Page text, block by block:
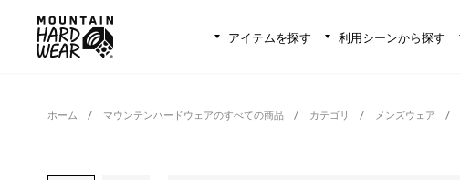
アイテムを探す 利用シーンから探す
ホーム マウンテンハードウェアのすべての商品 カテゴリ メンズウェア